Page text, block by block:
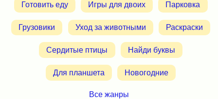
Готовить еду Игры для двоих Парковка
Грузовики Уход за животными Раскраски
Сердитые птицы Найди буквы
Для планшета Новогодние
Все жанры